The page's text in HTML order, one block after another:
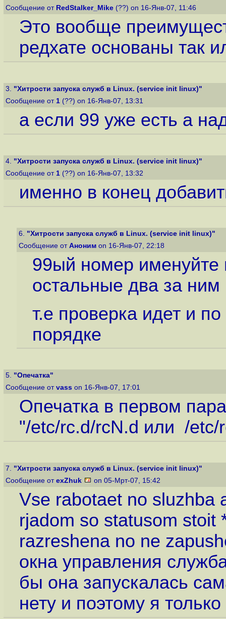
Сообщение от RedStalker_Mike (??) on 16-Янв-07, 11:46
Это вообще
редхате основаны так
3. "Хитрости запуска служб в Linux. (service init linux)"
Сообщение от 1 (??) on 16-Янв-07, 13:31
а если 99 уже есть а
4. "Хитрости запуска служб в Linux. (service init linux)"
Сообщение от 1 (??) on 16-Янв-07, 13:32
именно в конец
6. "Хитрости запуска служб в Linux. (service init linux)"
Сообщение от Аноним on 16-Янв-07, 22:18
99ый номер именуйте
остальные два за
т.е проверка идет и
порядке
5. "Опечатка"
Сообщение от vass on 16-Янв-07, 17:01
Опечатка в первом
"/etc/rc.d/rcN.d или /etc/
7. "Хитрости запуска служб в Linux. (service init linux)"
Сообщение от exZhuk on 05-Мрт-07, 15:42
Vse rabotaet no sluzhba
rjadom so statusom stoit
razreshena no ne
окна управления
бы она запускалась
нету и поэтому я